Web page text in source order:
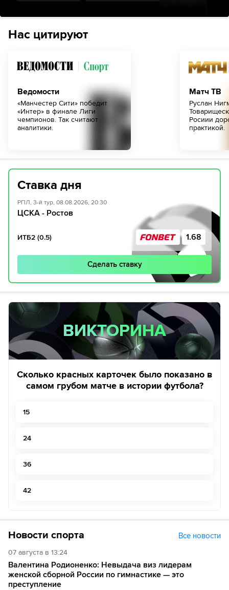
Нас цитируют
Ведомости
«Манчестер Сити» победит
«Интер» в финале Лиги
чемпионов. Так считают
аналитики.
Матч ТВ
Руслан
Росиии
практикой.
Ставка дня
РПЛ, 3-й тур, 08.08.2026, 20:30
ЦСКА - Ростов
ИТБ2 (0.5) 1.68
Сделать ставку
ВИКТОРИНА
ВИКТОРИНА
Сколько красных карточек было показано в
самом грубом матче в истории футбола?
15
24
36
42
Новости спорта
07 августа в 13:24
Валентина Родионенко: Невыдача виз лидерам
женской сборной России по гимнастике — это
преступление
Все новости